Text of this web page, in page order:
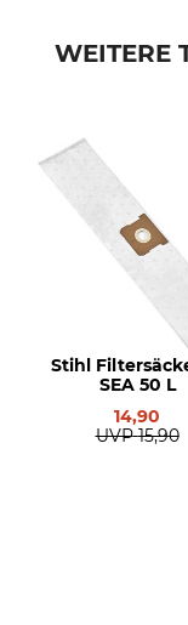
Hersteller-Artikel-Nr.
4901 500 9011
WEITERE
Stihl
SEA 50 L
14,90
UVP 15,90